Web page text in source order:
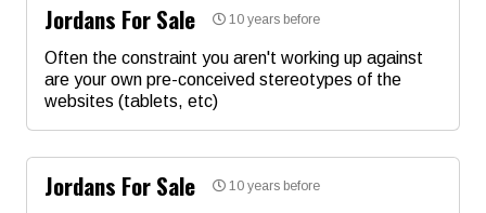
Jordans For Sale 10 years before
Often the constraint you aren't working up against
are your own pre-conceived stereotypes of the
websites (tablets, etc)
Jordans For Sale 10 years before